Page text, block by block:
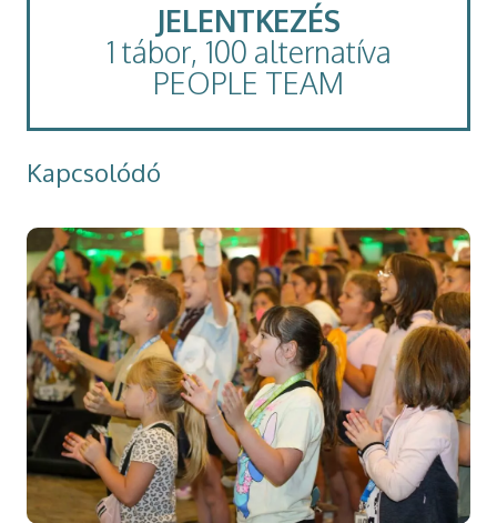
JELENTKEZÉS
1 tábor, 100 alternatíva
PEOPLE TEAM
Kapcsolódó